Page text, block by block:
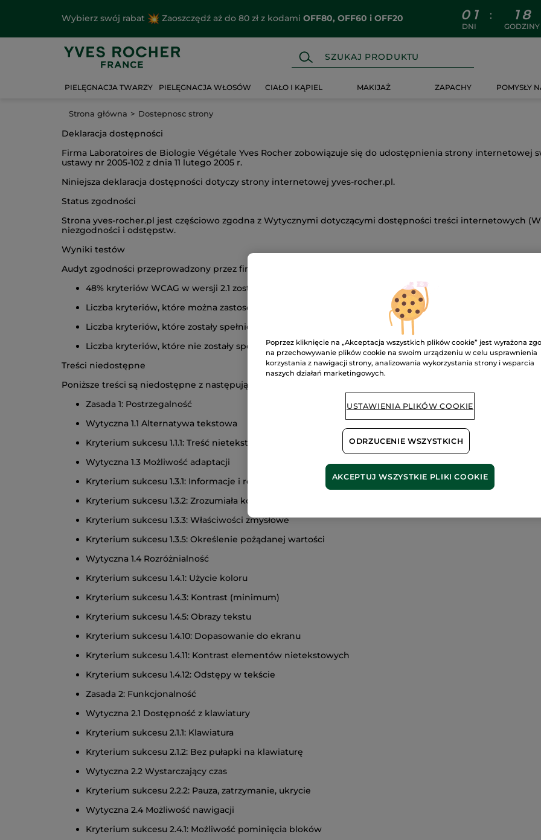
Wybierz swój rabat Zaoszczędź aż do 80 zł z kodami OFF80, OFF60 i OFF20 0 1
DNI
: 1 8
GODZINY
PIELĘGNACJA TWARZY PIELĘGNACJA WŁOSÓW CIAŁO I KĄPIEL MAKIJAŻ ZAPACHY POMYSŁY
Strona główna Dostepnosc strony
Deklaracja dostępności
Firma Laboratoires de Biologie Végétale Yves Rocher zobowiązuje się do udostępnienia strony internetowej
ustawy nr 2005-102 z dnia 11 lutego 2005 r.
Niniejsza deklaracja dostępności dotyczy strony internetowej yves-rocher.pl.
Status zgodności
Strona yves-rocher.pl jest częściowo zgodna z Wytycznymi dotyczącymi dostępności treści internetowych
niezgodności i odstępstw.
Wyniki testów
Audyt zgodności przeprowadzony przez firmę Usablenet wykazał, że:
48% kryteriów WCAG w wersji 2.1 zostało spełnionych;
Liczba kryteriów, które można zastosować: 50
Liczba kryteriów, które zostały spełnione: 24
Liczba kryteriów, które nie zostały spełnione: 26
Treści niedostępne
Poniższe treści są niedostępne z następujących powodów.
Zasada 1: Postrzegalność
Wytyczna 1.1 Alternatywa tekstowa
Kryterium sukcesu 1.1.1: Treść nietekstowa
Wytyczna 1.3 Możliwość adaptacji
Kryterium sukcesu 1.3.1: Informacje i relacje
Kryterium sukcesu 1.3.2: Zrozumiała kolejność
Kryterium sukcesu 1.3.3: Właściwości zmysłowe
Kryterium sukcesu 1.3.5: Określenie pożądanej wartości
Wytyczna 1.4 Rozróżnialność
Kryterium sukcesu 1.4.1: Użycie koloru
Kryterium sukcesu 1.4.3: Kontrast (minimum)
Kryterium sukcesu 1.4.5: Obrazy tekstu
Kryterium sukcesu 1.4.10: Dopasowanie do ekranu
Kryterium sukcesu 1.4.11: Kontrast elementów nietekstowych
Kryterium sukcesu 1.4.12: Odstępy w tekście
Zasada 2: Funkcjonalność
Wytyczna 2.1 Dostępność z klawiatury
Kryterium sukcesu 2.1.1: Klawiatura
Kryterium sukcesu 2.1.2: Bez pułapki na klawiaturę
Wytyczna 2.2 Wystarczający czas
Kryterium sukcesu 2.2.2: Pauza, zatrzymanie, ukrycie
Wytyczna 2.4 Możliwość nawigacji
Kryterium sukcesu 2.4.1: Możliwość pominięcia bloków
Poprzez kliknięcie na „Akceptacja wszystkich plików cookie” jest wyrażona
na przechowywanie plików cookie na swoim urządzeniu w celu usprawnienia
korzystania z nawigacji strony, analizowania wykorzystania strony i wsparcia
naszych działań marketingowych.
USTAWIENIA PLIKÓW COOKIE
ODRZUCENIE WSZYSTKICH
AKCEPTUJ WSZYSTKIE PLIKI COOKIE